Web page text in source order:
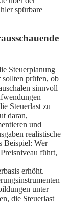
spürbare
Steuerplanung
prüfen, ob
sinnvoll
Steuerlast zu
daran,
und
realistische
Beispiel: Wer
führt,
erhöht.
unter
die Steuerlast